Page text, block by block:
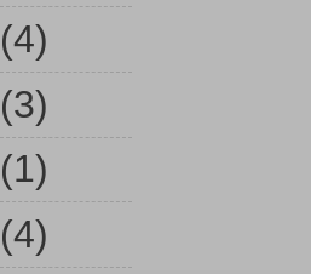
(4)
(3)
(1)
(4)